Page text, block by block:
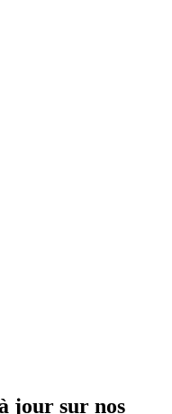
jour sur nos